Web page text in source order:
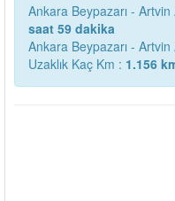
Ankara Beypazarı -
saat 59 dakika
Ankara Beypazarı -
Uzaklık Kaç Km : 1.156